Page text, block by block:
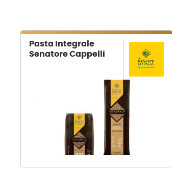
Pasta Integrale
Senatore Cappelli